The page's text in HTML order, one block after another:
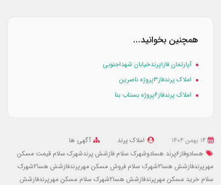
همچنین بخوانید...
آپارتمان فاز۱پرندخیابان شهداجنوبی
املاک پرندفاز۳پروژه ناصرین
املاک پرندفاز۶پروژه بستاب بنا
املاک پرند
آگهی ها
هسادوفاز6پرند
هسادوشهرک سلام فازشش پرندشهرک سلام قیمت مسکن
مهرپرندفازشش هسا2شهرک سلام
فروش مسکن مهرپرندفازشش هسا2شهرک
سلام خرید مسکن مهرپرندفازشش هسا2شهرک سلام
مسکن مهرپرندفازشش